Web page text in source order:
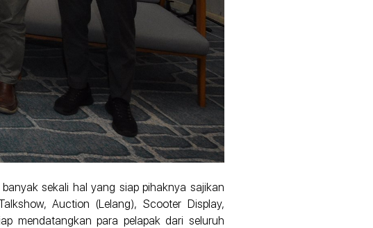
sekali hal yang siap pihaknya sajikan
Auction (Lelang), Scooter Display,
mendatangkan para pelapak dari seluruh